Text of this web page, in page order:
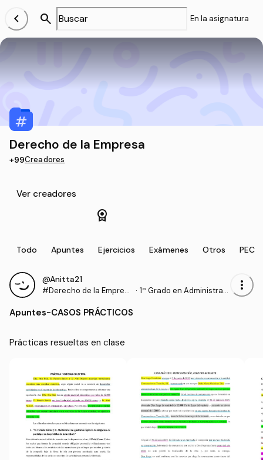
chevron_left search En la asignatura
Derecho de la Empresa
+99Creadores
Ver creadores
license
Todo Apuntes Ejercicios Exámenes Otros PEC
@Anitta21
#Derecho de la Empres
· 1º Grado en Administraci
more_vert
Apuntes-CASOS PRÁCTICOS